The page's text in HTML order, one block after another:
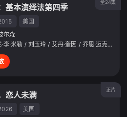
全24集
基本演绎法第四季
美国
尔森
李·米勒 / 刘玉玲 / 艾丹·奎因 / 乔恩·迈克尔·希尔
正片
恋人未满
美国